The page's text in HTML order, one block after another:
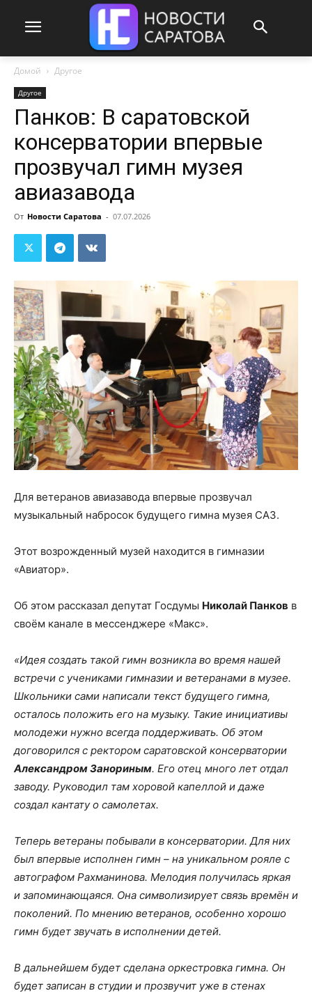
Домой Другое
Другое
Панков: В саратовской
консерватории впервые
прозвучал гимн музея
авиазавода
От Новости Саратова - 07.07.2026
Для ветеранов авиазавода впервые прозвучал
музыкальный набросок будущего гимна музея САЗ.
Этот возрожденный музей находится в гимназии
«Авиатор».
Об этом рассказал депутат Госдумы Николай Панков в
своём канале в мессенджере «Макс».
«Идея создать такой гимн возникла во время нашей
встречи с учениками гимназии и ветеранами в музее.
Школьники сами написали текст будущего гимна,
осталось положить его на музыку. Такие инициативы
молодежи нужно всегда поддерживать. Об этом
договорился с ректором саратовской консерватории
Александром Занориным. Его отец много лет отдал
заводу. Руководил там хоровой капеллой и даже
создал кантату о самолетах.
Теперь ветераны побывали в консерватории. Для них
был впервые исполнен гимн – на уникальном рояле с
автографом Рахманинова. Мелодия получилась яркая
и запоминающаяся. Она символизирует связь времён и
поколений. По мнению ветеранов, особенно хорошо
гимн будет звучать в исполнении детей.
В дальнейшем будет сделана оркестровка гимна. Он
будет записан в студии и прозвучит уже в стенах